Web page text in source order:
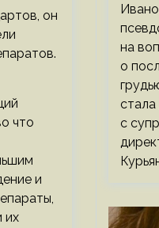
он
что
и
их
на
о
с